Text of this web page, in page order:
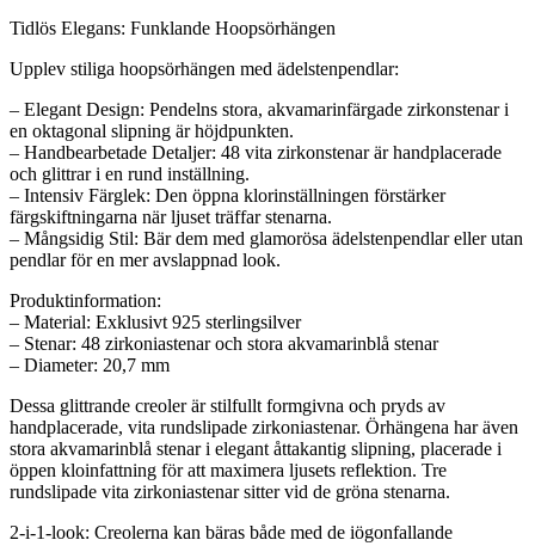
Tidlös Elegans: Funklande Hoopsörhängen
Upplev stiliga hoopsörhängen med ädelstenpendlar:
– Elegant Design: Pendelns stora, akvamarinfärgade zirkonstenar i
en oktagonal slipning är höjdpunkten.
– Handbearbetade Detaljer: 48 vita zirkonstenar är handplacerade
och glittrar i en rund inställning.
– Intensiv Färglek: Den öppna klorinställningen förstärker
färgskiftningarna när ljuset träffar stenarna.
– Mångsidig Stil: Bär dem med glamorösa ädelstenpendlar eller utan
pendlar för en mer avslappnad look.
Produktinformation:
– Material: Exklusivt 925 sterlingsilver
– Stenar: 48 zirkoniastenar och stora akvamarinblå stenar
– Diameter: 20,7 mm
Dessa glittrande creoler är stilfullt formgivna och pryds av
handplacerade, vita rundslipade zirkoniastenar. Örhängena har även
stora akvamarinblå stenar i elegant åttakantig slipning, placerade i
öppen kloinfattning för att maximera ljusets reflektion. Tre
rundslipade vita zirkoniastenar sitter vid de gröna stenarna.
2-i-1-look: Creolerna kan bäras både med de iögonfallande